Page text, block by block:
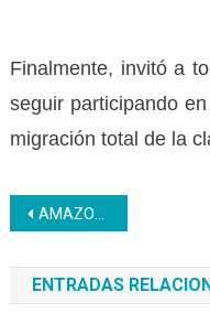
Finalmente, invitó a
seguir participando
migración total de la
Navegación
de
entradas
AMAZONAS | Clausura de la Semana Aniversaria del Día de la Mujer
ENTRADAS